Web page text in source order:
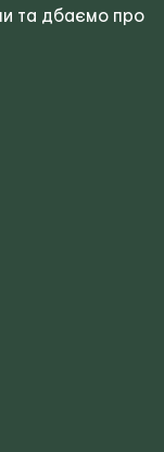
та дбаємо про